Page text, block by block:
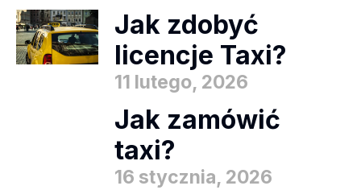
Jak zdobyć
licencje Taxi?
11 lutego, 2026
Jak zamówić
taxi?
16 stycznia, 2026